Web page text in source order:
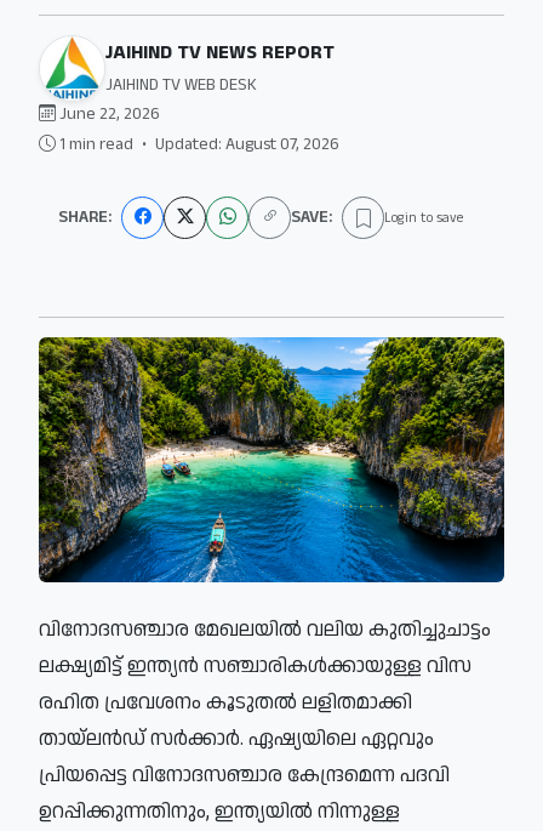
JAIHIND TV NEWS REPORT
JAIHIND TV WEB DESK
June 22, 2026
1 min read • Updated: August 07, 2026
SHARE: SAVE: Login to save
വിനോദസഞ്ചാര മേഖലയിൽ വലിയ കുതിച്ചുചാട്ടം
ലക്ഷ്യമിട്ട് ഇന്ത്യൻ സഞ്ചാരികൾക്കായുള്ള വിസ
രഹിത പ്രവേശനം കൂടുതൽ ലളിതമാക്കി
തായ്‌ലൻഡ് സർക്കാർ. ഏഷ്യയിലെ ഏറ്റവും
പ്രിയപ്പെട്ട വിനോദസഞ്ചാര കേന്ദ്രമെന്ന പദവി
ഉറപ്പിക്കുന്നതിനും, ഇന്ത്യയിൽ നിന്നുള്ള